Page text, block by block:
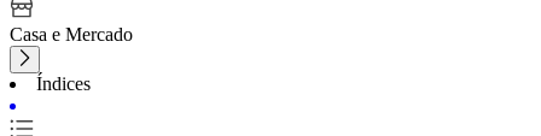
Casa e Mercado
Índices